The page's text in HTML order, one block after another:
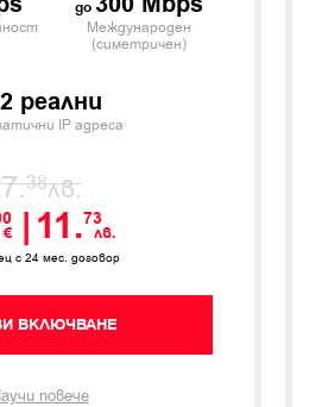
Международен
(симетричен)
2 реални
IP адреса
38лв.
€ |11.73
лв.
с 24 мес. договор
ВКЛЮЧВАНЕ
повече